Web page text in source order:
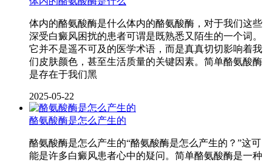
体内的酪氨酸酶是什么体内的酪氨酸酶，对于我们这些
深受白癜风困扰的患者可谓是既熟悉又陌生的一个词。
它并不是遥不可及的医学术语，而是真真切切影响着我
们皮肤颜色，甚至生活质量的关键因素。简单酪氨酸酶
是存在于我们黑
2025-05-22
酪氨酸酶是怎么产生的
酪氨酸酶是怎么产生的“酪氨酸酶是怎么产生的？”这可
能是许多白癜风患者心中的疑问。简单酪氨酸酶是一种